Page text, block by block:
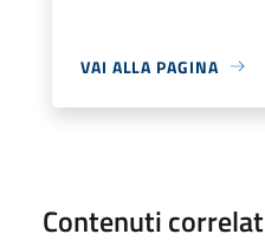
VAI ALLA PAGINA
Contenuti